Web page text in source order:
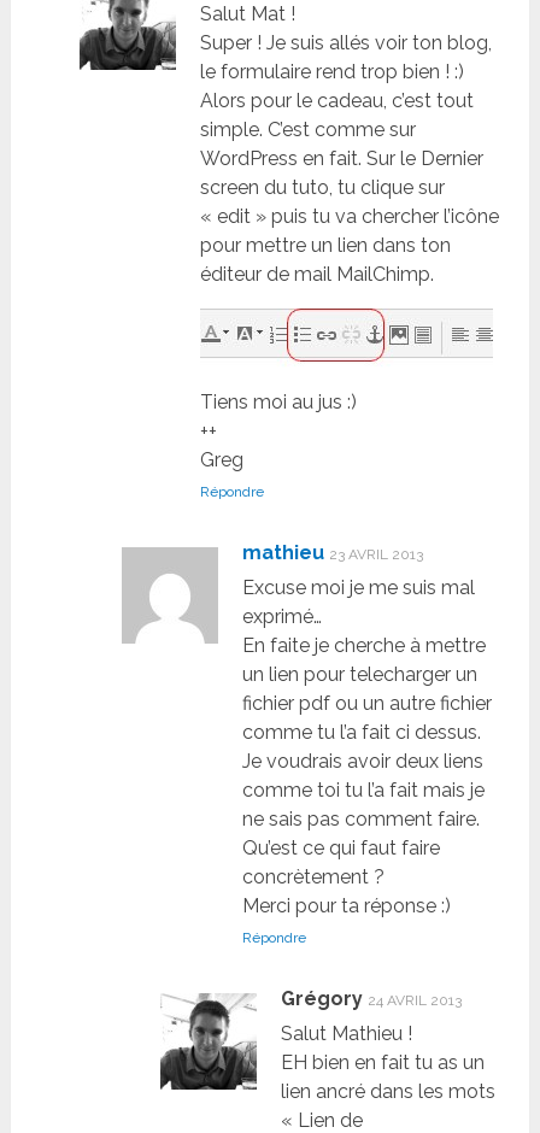
Salut Mat !
Super ! Je suis allés voir ton blog,
le formulaire rend trop bien ! :)
Alors pour le cadeau, c’est tout
simple. C’est comme sur
WordPress en fait. Sur le Dernier
screen du tuto, tu clique sur
« edit » puis tu va chercher l’icône
pour mettre un lien dans ton
éditeur de mail MailChimp.
Tiens moi au jus :)
++
Greg
Répondre
mathieu 23 AVRIL 2013
Excuse moi je me suis mal
exprimé…
En faite je cherche à mettre
un lien pour telecharger un
fichier pdf ou un autre fichier
comme tu l’a fait ci dessus.
Je voudrais avoir deux liens
comme toi tu l’a fait mais je
ne sais pas comment faire.
Qu’est ce qui faut faire
concrètement ?
Merci pour ta réponse :)
Répondre
Grégory 24 AVRIL 2013
Salut Mathieu !
EH bien en fait tu as un
lien ancré dans les mots
« Lien de